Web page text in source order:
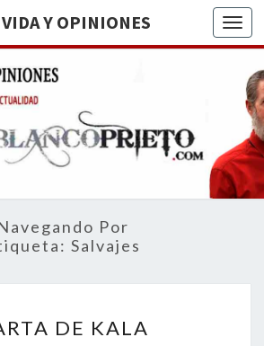
Y OPINIONES
DE
BREVE
RECORRIDO
VITAL Y
ACTUALIDAD
Por
Salvajes
DE
DE KALA